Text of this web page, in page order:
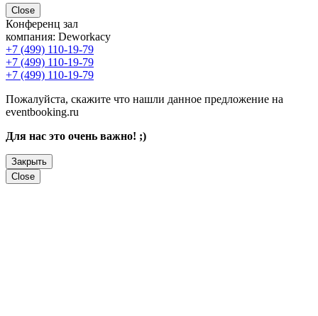
Close
Конференц зал
компания: Deworkacy
+7 (499) 110-19-79
+7 (499) 110-19-79
+7 (499) 110-19-79
Пожалуйста, скажите что нашли данное предложение на
eventbooking.ru
Для нас это очень важно! ;)
Закрыть
Close